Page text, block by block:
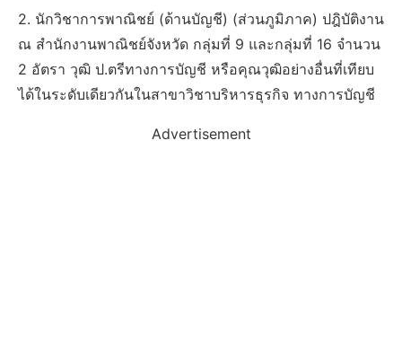
2. นักวิชาการพาณิชย์ (ด้านบัญชี) (ส่วนภูมิภาค) ปฎิบัติงาน
ณ สำนักงานพาณิชย์จังหวัด กลุ่มที่ 9 และกลุ่มที่ 16 จำนวน
2 อัตรา วุฒิ ป.ตรีทางการบัญชี หรือคุณวุฒิอย่างอื่นที่เทียบ
ได้ในระดับเดียวกันในสาขาวิชาบริหารธุรกิจ ทางการบัญชี
Advertisement